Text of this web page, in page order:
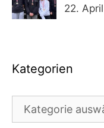
22.
Kategorien